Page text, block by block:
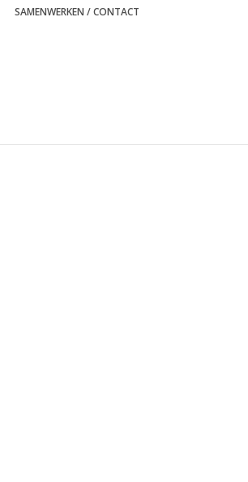
SAMENWERKEN / CONTACT